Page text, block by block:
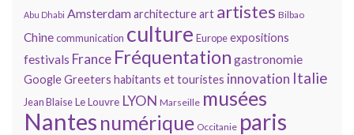
Abu Dhabi Amsterdamarchitectureart artistes Bilbao
Chinecommunication culture Europeexpositions
festivals France Fréquentation gastronomie
GoogleGreeters habitants et touristes innovation Italie
Jean BlaiseLe Louvre LYON Marseille musées
Nantes numérique Occitanie paris